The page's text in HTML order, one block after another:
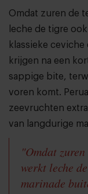
Omdat zuren de
leche de tigre
klassieke
krijgen na een
sappige bite,
voren komt.
zeevruchten
van langdurige
"Omdat
werkt leche
marinade